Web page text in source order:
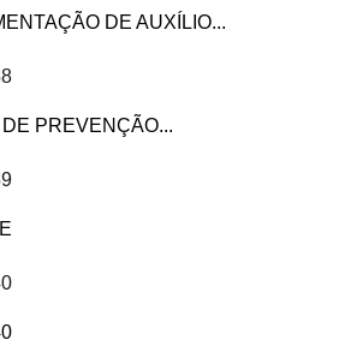
DE AUXÍLIO...
PREVENÇÃO...